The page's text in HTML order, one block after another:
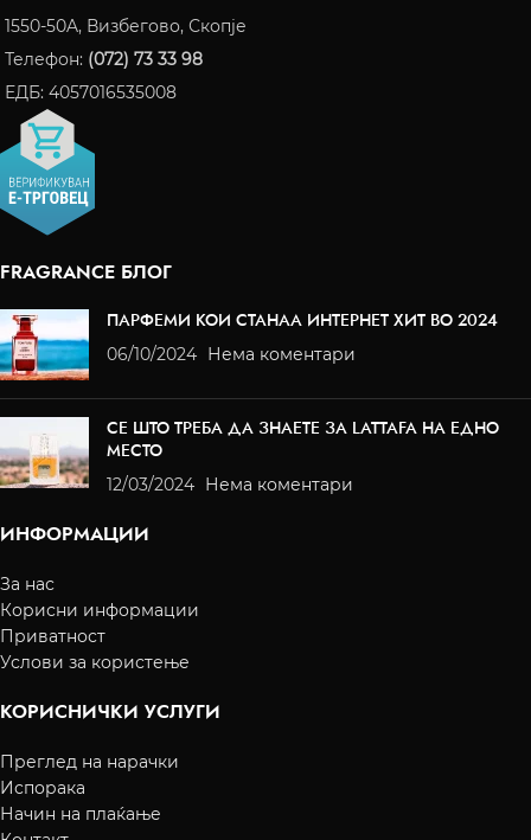
1550-50A, Визбегово, Скопје
Телефон: (072) 73 33 98
ЕДБ: 4057016535008
FRAGRANCE БЛОГ
ПАРФЕМИ КОИ СТАНАА ИНТЕРНЕТ ХИТ ВО 2024
06/10/2024 Нема коментари
СЕ ШТО ТРЕБА ДА ЗНАЕТЕ ЗА LATTAFA НА ЕДНО
МЕСТО
12/03/2024 Нема коментари
ИНФОРМАЦИИ
За нас
Корисни информации
Приватност
Услови за користење
КОРИСНИЧКИ УСЛУГИ
Преглед на нарачки
Испорака
Начин на плаќање